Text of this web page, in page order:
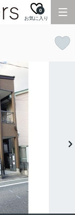
お気に入り
0